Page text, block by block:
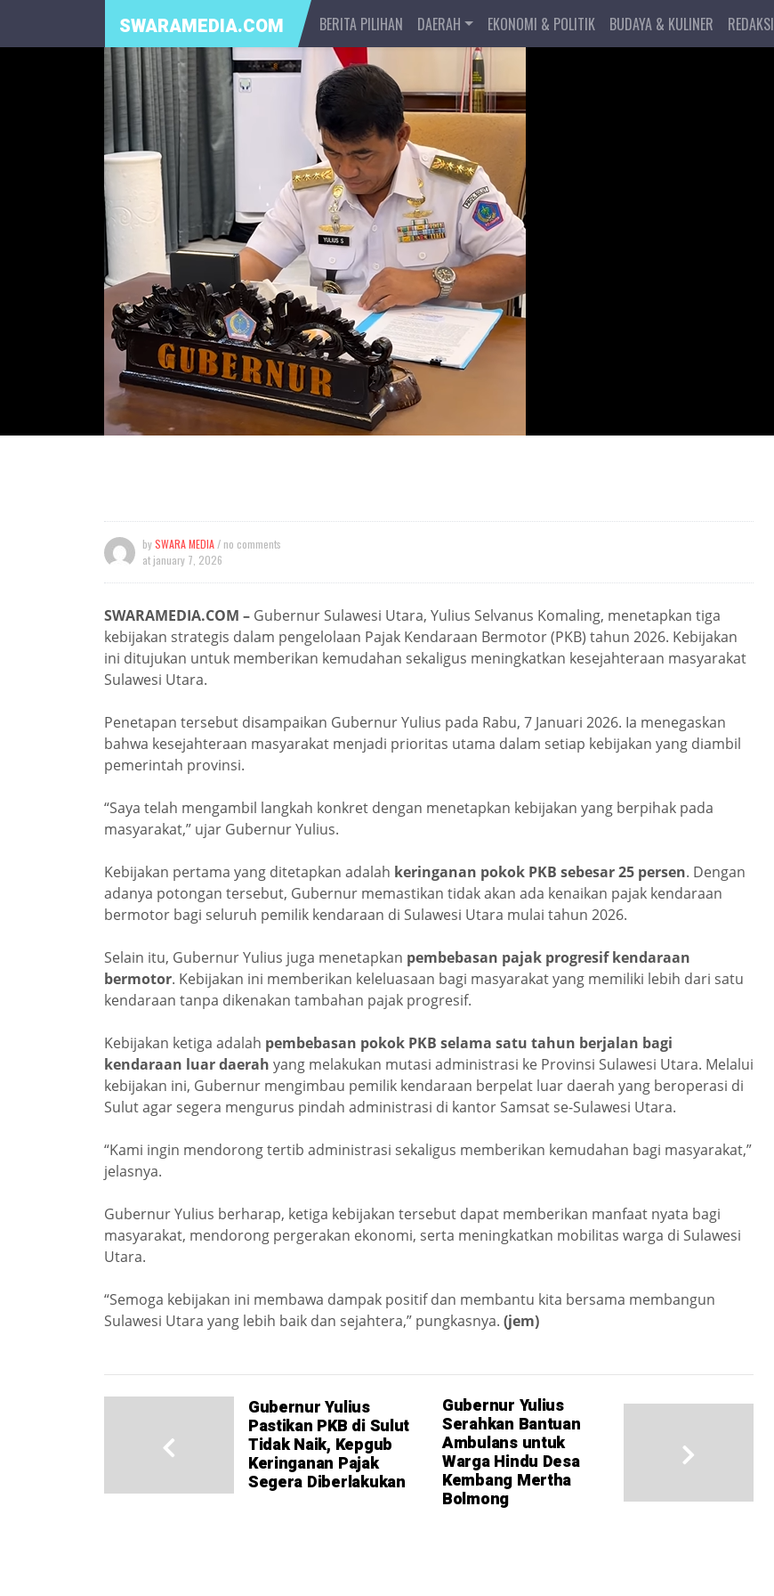
SWARAMEDIA.COM BERITA PILIHAN DAERAH EKONOMI & POLITIK BUDAYA & KULINER REDAKSI
bySWARA MEDIA / no comments
at january 7, 2026
SWARAMEDIA.COM – Gubernur Sulawesi Utara, Yulius Selvanus Komaling, menetapkan tiga
kebijakan strategis dalam pengelolaan Pajak Kendaraan Bermotor (PKB) tahun 2026. Kebijakan
ini ditujukan untuk memberikan kemudahan sekaligus meningkatkan kesejahteraan masyarakat
Sulawesi Utara.
Penetapan tersebut disampaikan Gubernur Yulius pada Rabu, 7 Januari 2026. Ia menegaskan
bahwa kesejahteraan masyarakat menjadi prioritas utama dalam setiap kebijakan yang diambil
pemerintah provinsi.
“Saya telah mengambil langkah konkret dengan menetapkan kebijakan yang berpihak pada
masyarakat,” ujar Gubernur Yulius.
Kebijakan pertama yang ditetapkan adalah keringanan pokok PKB sebesar 25 persen. Dengan
adanya potongan tersebut, Gubernur memastikan tidak akan ada kenaikan pajak kendaraan
bermotor bagi seluruh pemilik kendaraan di Sulawesi Utara mulai tahun 2026.
Selain itu, Gubernur Yulius juga menetapkan pembebasan pajak progresif kendaraan
bermotor. Kebijakan ini memberikan keleluasaan bagi masyarakat yang memiliki lebih dari satu
kendaraan tanpa dikenakan tambahan pajak progresif.
Kebijakan ketiga adalah pembebasan pokok PKB selama satu tahun berjalan bagi
kendaraan luar daerah yang melakukan mutasi administrasi ke Provinsi Sulawesi Utara. Melalui
kebijakan ini, Gubernur mengimbau pemilik kendaraan berpelat luar daerah yang beroperasi di
Sulut agar segera mengurus pindah administrasi di kantor Samsat se-Sulawesi Utara.
“Kami ingin mendorong tertib administrasi sekaligus memberikan kemudahan bagi masyarakat,”
jelasnya.
Gubernur Yulius berharap, ketiga kebijakan tersebut dapat memberikan manfaat nyata bagi
masyarakat, mendorong pergerakan ekonomi, serta meningkatkan mobilitas warga di Sulawesi
Utara.
“Semoga kebijakan ini membawa dampak positif dan membantu kita bersama membangun
Sulawesi Utara yang lebih baik dan sejahtera,” pungkasnya. (jem)
Gubernur Yulius
Pastikan PKB di Sulut
Tidak Naik, Kepgub
Keringanan Pajak
Segera Diberlakukan
Gubernur Yulius
Serahkan Bantuan
Ambulans untuk
Warga Hindu Desa
Kembang Mertha
Bolmong